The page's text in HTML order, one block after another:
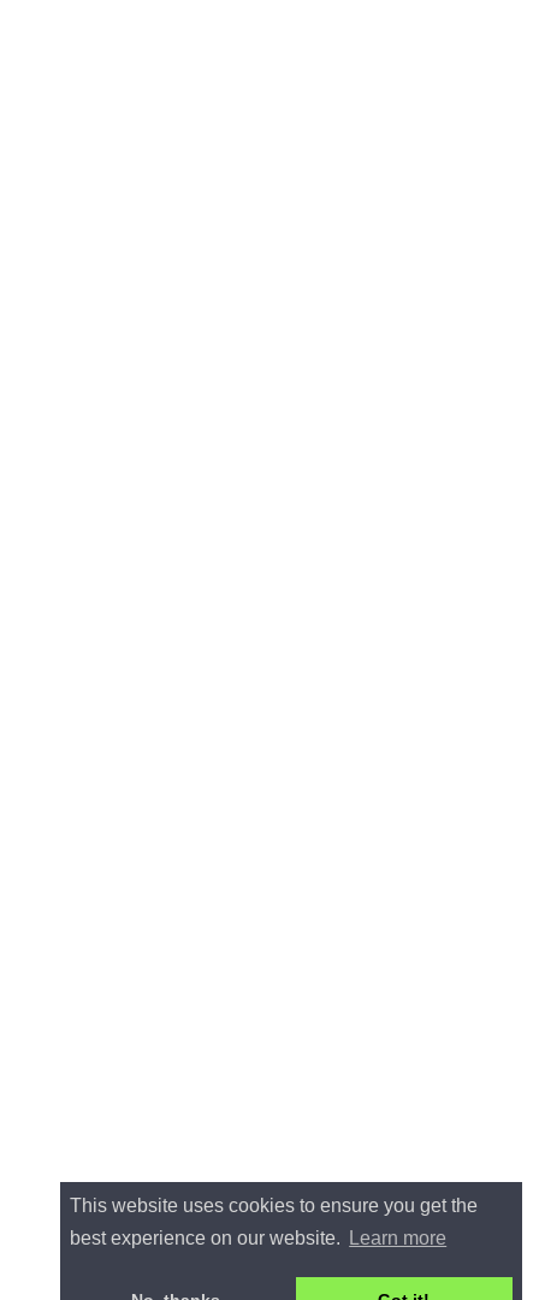
This website uses cookies to ensure you get the
best experience on our website.
Learn more